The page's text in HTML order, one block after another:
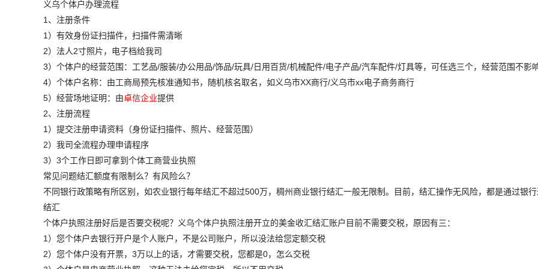
义乌个体户办理流程
1、注册条件
1）有效身份证扫描件，扫描件需清晰
2）法人2寸照片，电子档给我司
3）个体户的经营范围：工艺品/服装/办公用品/饰品/玩具/日用百货/机械配件/电子产品/汽车配件/灯具等，可任选三个，经营范围不影
4）个体户名称：由工商局预先核准通知书，随机核名取名，如义乌市XX商行/义乌市xx电子商务商行
5）经营场地证明：由卓信企业提供
2、注册流程
1）提交注册申请资料（身份证扫描件、照片、经营范围）
2）我司全流程办理申请程序
3）3个工作日即可拿到个体工商营业执照
常见问题结汇额度有限制么？有风险么？
不同银行政策略有所区别，如农业银行每年结汇不超过500万，稠州商业银行结汇一般无限制。目前，结汇操作无风险，都是通过银
结汇
个体户执照注册好后是否要交税呢？义乌个体户执照注册开立的美金收汇结汇账户目前不需要交税，原因有三：
1）您个体户去银行开户是个人账户，不是公司账户，所以没法给您定额交税
2）您个体户没有开票，3万以上的话，才需要交税，您都是0，怎么交税